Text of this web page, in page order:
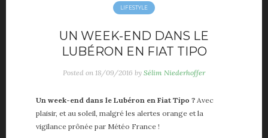
LIFESTYLE
UN WEEK-END DANS LE
LUBÉRON EN FIAT TIPO
Posted on 18/09/2016 by Sélim Niederhoffer
Un week-end dans le Lubéron en Fiat Tipo ? Avec
plaisir, et au soleil, malgré les alertes orange et la
vigilance prônée par Météo France !